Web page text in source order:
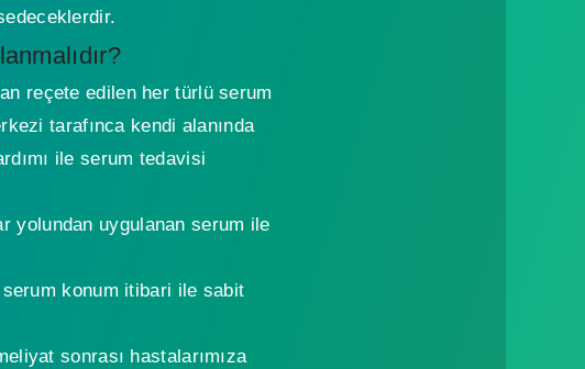
reçete edilen her türlü serum
tarafınca kendi alanında
ile serum tedavisi
yolundan uygulanan serum ile
konum itibari ile sabit
sonrası hastalarımıza